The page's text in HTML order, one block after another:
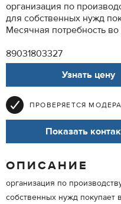
организация по
для собственных нужд
Месячная потребность
89031803327
Узнать цену
ПРОВЕРЯЕТСЯ
Показать
ОПИСАНИЕ
организация по
собственных нужд